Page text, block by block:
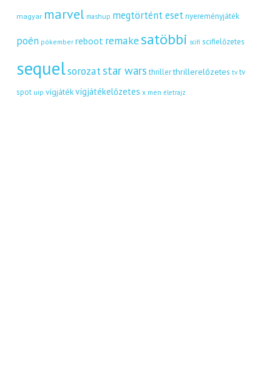
magyar marvel mashup megtörtént eset nyereményjáték
poén pókember reboot remakesatöbbi scifi scifielőzetes
sequelsorozatstar wars thriller thrillerelőzetes tv tv
spot uip vígjátékvígjátékelőzetes x men életrajz